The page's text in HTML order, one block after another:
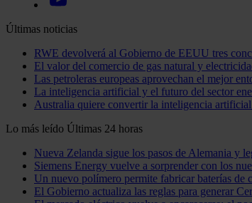
Últimas noticias
RWE devolverá al Gobierno de EEUU tres
El valor del comercio de gas natural y
Las petroleras europeas aprovechan el mejor
La inteligencia artificial y el futuro del sector
Australia quiere convertir la inteligencia
Lo más leído Últimas 24 horas
Nueva Zelanda sigue los pasos de Alemania y
Siemens Energy vuelve a sorprender con los
Un nuevo polímero permite fabricar baterías de
El Gobierno actualiza las reglas para generar